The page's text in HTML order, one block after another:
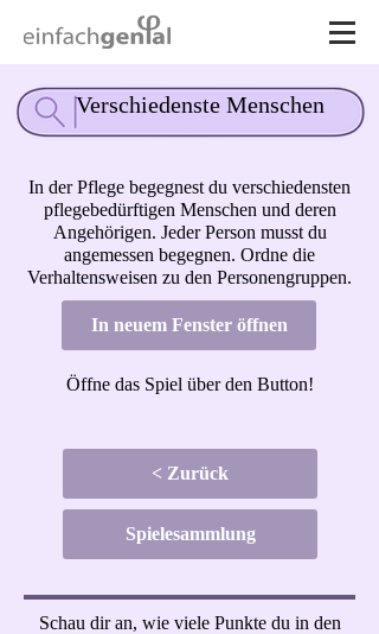
Verschiedenste Menschen
In der Pflege begegnest du verschiedensten
pflegebedürftigen Menschen und deren
Angehörigen. Jeder Person musst du
angemessen begegnen. Ordne die
Verhaltensweisen zu den Personengruppen.
In neuem Fenster öffnen
Öffne das Spiel über den Button!
< Zurück
Spielesammlung
Schau dir an, wie viele Punkte du in den